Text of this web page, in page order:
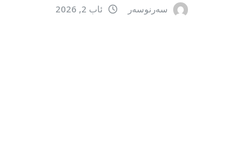
سەرنوسەر ئاب 2, 2026